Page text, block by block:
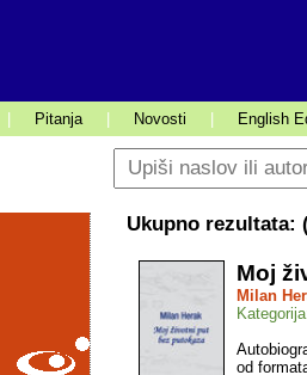
Pitanja Novosti English
Ukupno rezultata:
Moj
Milan
od